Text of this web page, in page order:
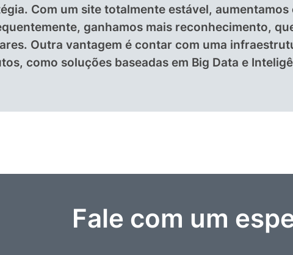
Com um site totalmente estável,
ganhamos mais reconhecimento,
Outra vantagem é contar com uma
como soluções baseadas em Big Data e
Fale com um